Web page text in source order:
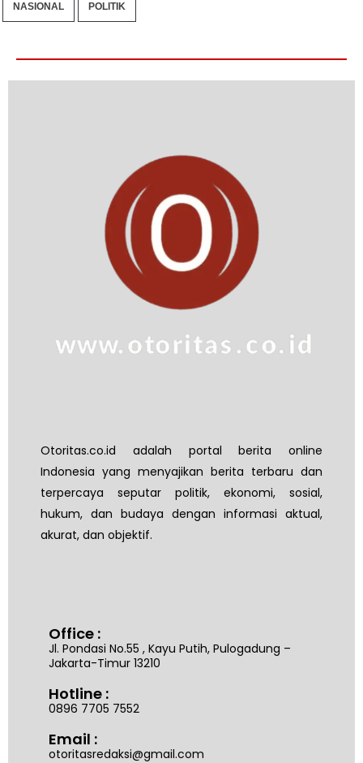
NASIONAL POLITIK
Otoritas.co.id adalah portal berita online
Indonesia yang menyajikan berita terbaru dan
terpercaya seputar politik, ekonomi, sosial,
hukum, dan budaya dengan informasi aktual,
akurat, dan objektif.
Office :
Jl. Pondasi No.55 , Kayu Putih, Pulogadung –
Jakarta-Timur 13210
Hotline :
0896 7705 7552
Email :
otoritasredaksi@gmail.com